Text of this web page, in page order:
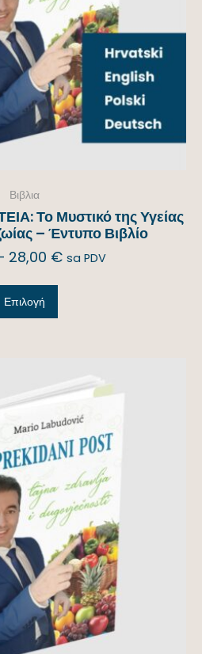
Βιβλια
Το Μυστικό της Υγείας
– Έντυπο Βιβλίο
28,00 € sa PDV
Επιλογή